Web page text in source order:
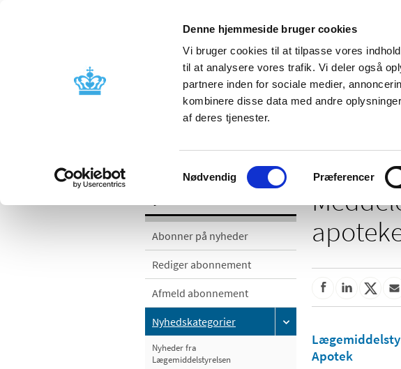
Denne hjemmeside bruger cookies
Vi bruger cookies til at tilpasse vores
til at analysere vores trafik. Vi deler også
partnere inden for sociale medier,
kombinere disse data med andre
af deres tjenester.
Samtykkevalg
Nødvendig Præferencer
Godkendelse og
Bivirkninger og
produktinformation
Abonner på nyheder
Rediger abonnement
Afmeld abonnement
Nyhedskategorier
Nyheder fra
Lægemiddelstyrelsen
Apotek